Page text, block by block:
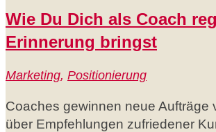
Wie Du Dich als Coach
Erinnerung bringst
Marketing, Positionierung
Coaches gewinnen neue Aufträge
über Empfehlungen zufriedener